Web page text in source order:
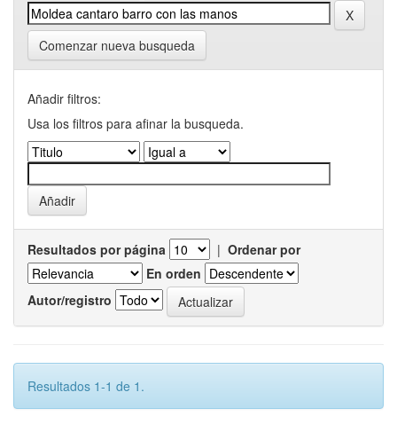
Comenzar nueva busqueda
Añadir filtros:
Usa los filtros para afinar la busqueda.
Resultados por página | Ordenar por
En orden
Autor/registro
Resultados 1-1 de 1.